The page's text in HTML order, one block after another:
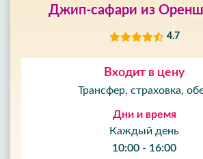
Джип-сафари из
4.7
Входит в цену
Трансфер, страховка,
Дни и время
Каждый день
10:00 - 16:00